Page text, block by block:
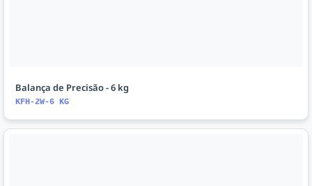
Balança de Precisão - 6 kg
KFH-2W-6 KG